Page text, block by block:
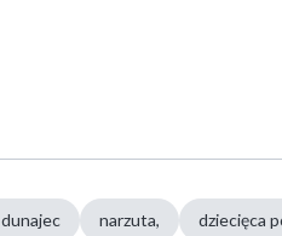
narzuta, dziecięca